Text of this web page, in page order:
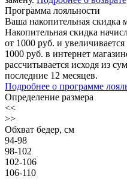
Программа лояльности
Ваша накопительная скидка
Накопительная скидка
от 1000 руб. и
1000 руб. в интернет
рассчитывается исходя из
последние 12 месяцев.
Подробнее о программе
Определение размера
<<
>>
Обхват бедер, см
94-98
98-102
102-106
106-110